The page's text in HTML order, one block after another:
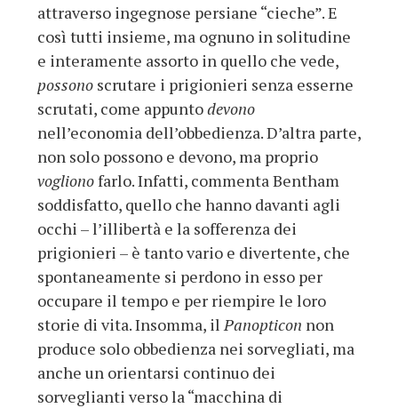
attraverso ingegnose persiane “cieche”. E
così tutti insieme, ma ognuno in solitudine
e interamente assorto in quello che vede,
possono scrutare i prigionieri senza esserne
scrutati, come appuntodevono
nell’economia dell’obbedienza. D’altra parte,
non solo possono e devono, ma proprio
voglionofarlo. Infatti, commenta Bentham
soddisfatto, quello che hanno davanti agli
occhi – l’illibertà e la sofferenza dei
prigionieri – è tanto vario e divertente, che
spontaneamente si perdono in esso per
occupare il tempo e per riempire le loro
storie di vita. Insomma, ilPanopticon non
produce solo obbedienza nei sorvegliati, ma
anche un orientarsi continuo dei
sorveglianti verso la “macchina di